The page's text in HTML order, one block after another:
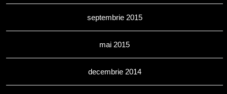
septembrie 2015
mai 2015
decembrie 2014